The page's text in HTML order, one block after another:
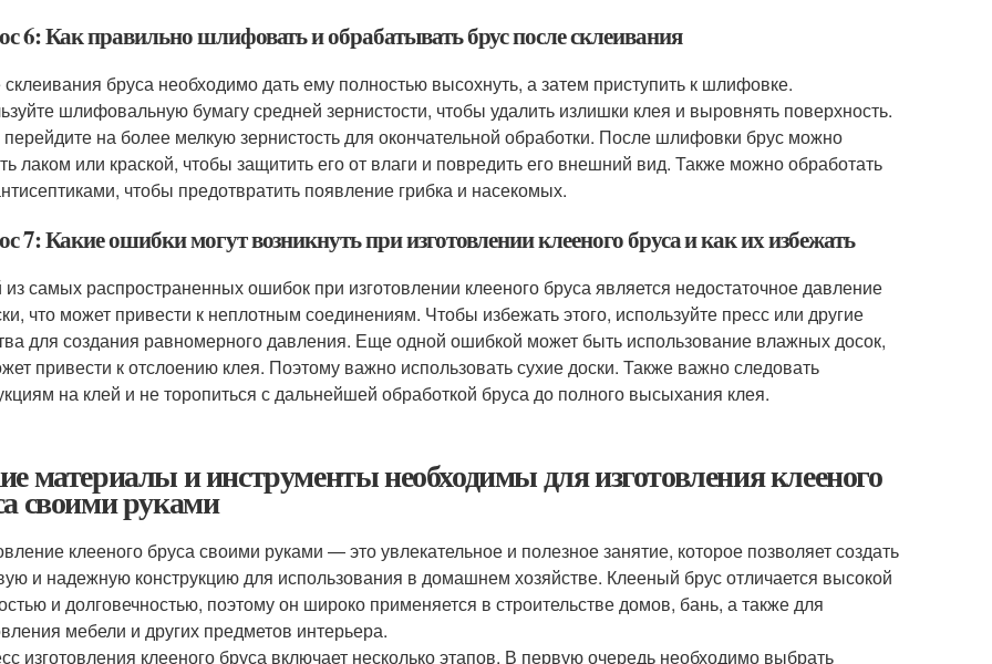
6: Как правильно шлифовать и обрабатывать брус после склеивания
бруса необходимо дать ему полностью высохнуть, а затем приступить к шлифовке.
шлифовальную бумагу средней зернистости, чтобы удалить излишки клея и выровнять поверхность.
на более мелкую зернистость для окончательной обработки. После шлифовки брус можно
лаком или краской, чтобы защитить его от влаги и повредить его внешний вид. Также можно обработать
чтобы предотвратить появление грибка и насекомых.
7: Какие ошибки могут возникнуть при изготовлении клееного бруса и как их избежать
самых распространенных ошибок при изготовлении клееного бруса является недостаточное давление
что может привести к неплотным соединениям. Чтобы избежать этого, используйте пресс или другие
для создания равномерного давления. Еще одной ошибкой может быть использование влажных досок,
привести к отслоению клея. Поэтому важно использовать сухие доски. Также важно следовать
на клей и не торопиться с дальнейшей обработкой бруса до полного высыхания клея.
материалы и инструменты необходимы для изготовления клееного
своими руками
клееного бруса своими руками — это увлекательное и полезное занятие, которое позволяет создать
и надежную конструкцию для использования в домашнем хозяйстве. Клееный брус отличается высокой
и долговечностью, поэтому он широко применяется в строительстве домов, бань, а также для
мебели и других предметов интерьера.
изготовления клееного бруса включает несколько этапов. В первую очередь необходимо выбрать